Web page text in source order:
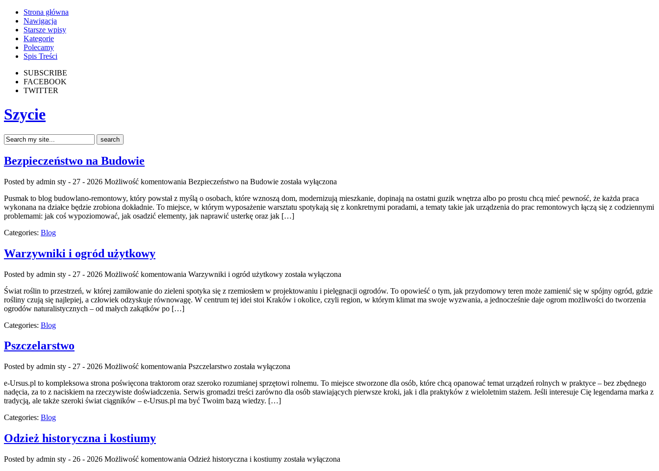
Strona główna
Nawigacja
Starsze wpisy
Kategorie
Polecamy
Spis Treści
SUBSCRIBE
FACEBOOK
TWITTER
Szycie
Bezpieczeństwo na Budowie
Posted by admin sty - 27 - 2026 Możliwość komentowania Bezpieczeństwo na Budowie została wyłączona
Pusmak to blog budowlano-remontowy, który powstał z myślą o osobach, które wznoszą dom, modernizują mieszkanie, dopinają na ostatni guzik wnętrza albo po prostu chcą mieć pewność, że każda praca
wykonana na działce będzie zrobiona dokładnie. To miejsce, w którym wyposażenie warsztatu spotykają się z konkretnymi poradami, a tematy takie jak urządzenia do prac remontowych łączą się z codziennymi
problemami: jak coś wypoziomować, jak osadzić elementy, jak naprawić usterkę oraz jak […]
Categories: Blog
Warzywniki i ogród użytkowy
Posted by admin sty - 27 - 2026 Możliwość komentowania Warzywniki i ogród użytkowy została wyłączona
Świat roślin to przestrzeń, w której zamiłowanie do zieleni spotyka się z rzemiosłem w projektowaniu i pielęgnacji ogrodów. To opowieść o tym, jak przydomowy teren może zamienić się w spójny ogród, gdzie
rośliny czują się najlepiej, a człowiek odzyskuje równowagę. W centrum tej idei stoi Kraków i okolice, czyli region, w którym klimat ma swoje wyzwania, a jednocześnie daje ogrom możliwości do tworzenia
ogrodów naturalistycznych – od małych zakątków po […]
Categories: Blog
Pszczelarstwo
Posted by admin sty - 27 - 2026 Możliwość komentowania Pszczelarstwo została wyłączona
e-Ursus.pl to kompleksowa strona poświęcona traktorom oraz szeroko rozumianej sprzętowi rolnemu. To miejsce stworzone dla osób, które chcą opanować temat urządzeń rolnych w praktyce – bez zbędnego
nadęcia, za to z naciskiem na rzeczywiste doświadczenia. Serwis gromadzi treści zarówno dla osób stawiających pierwsze kroki, jak i dla praktyków z wieloletnim stażem. Jeśli interesuje Cię legendarna marka z
tradycją, ale także szeroki świat ciągników – e-Ursus.pl ma być Twoim bazą wiedzy. […]
Categories: Blog
Odzież historyczna i kostiumy
Posted by admin sty - 26 - 2026 Możliwość komentowania Odzież historyczna i kostiumy została wyłączona